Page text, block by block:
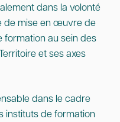
dans la volonté
de mise en œuvre de
formation au sein des
et ses axes
dans le cadre
instituts de formation